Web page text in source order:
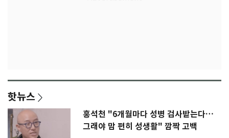
핫뉴스
홍석천 "6개월마다 성병 검사받는다…
그래야 맘 편히 성생활" 깜짝 고백